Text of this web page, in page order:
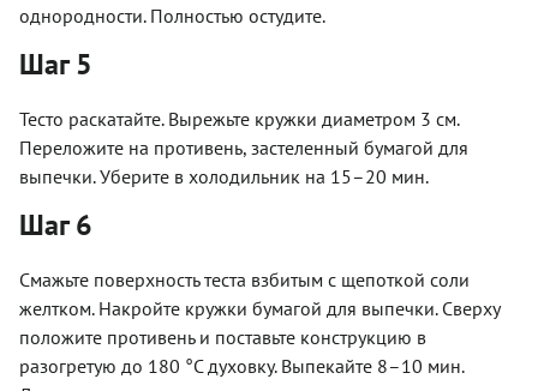
однородности. Полностью остудите.
Шаг 5
Тесто раскатайте. Вырежьте кружки диаметром 3 см.
Переложите на противень, застеленный бумагой для
выпечки. Уберите в холодильник на 15–20 мин.
Шаг 6
Смажьте поверхность теста взбитым с щепоткой соли
желтком. Накройте кружки бумагой для выпечки. Сверху
положите противень и поставьте конструкцию в
разогретую до 180 °С духовку. Выпекайте 8–10 мин.